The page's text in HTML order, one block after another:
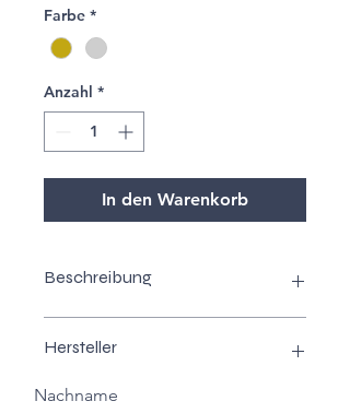
Farbe *
Anzahl *
In den Warenkorb
Beschreibung
rostfreiem Stahl und somit
aber um Modeschmuck handelt
Hersteller
MICHIDEENREICH
Nachname